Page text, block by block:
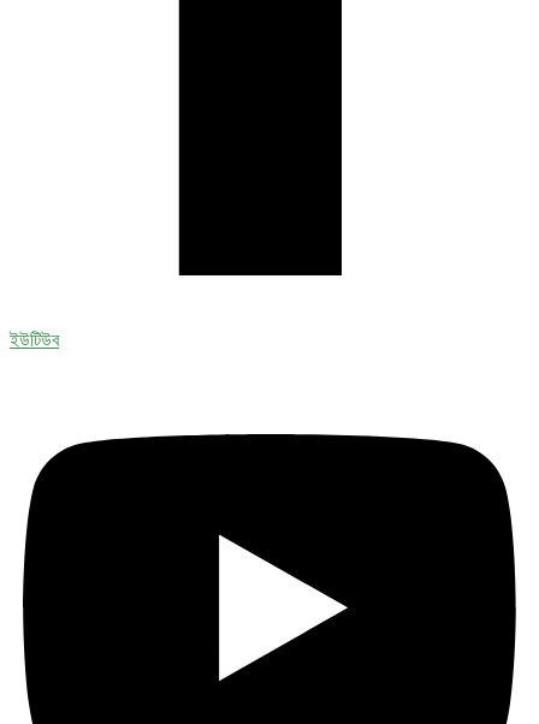
ইউটিউব